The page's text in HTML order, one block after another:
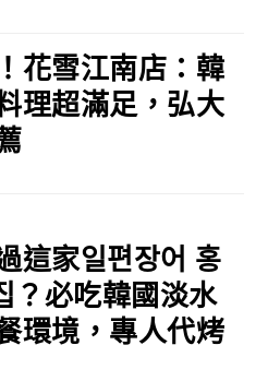
花雪江南店：韓
理超滿足，弘大
這家일편장어 홍
？必吃韓國淡水
環境，專人代烤